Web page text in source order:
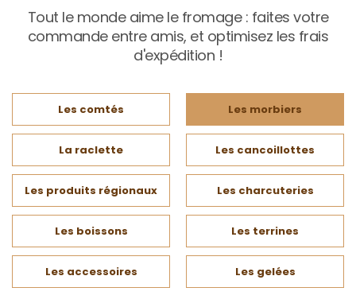
Tout le monde aime le fromage : faites votre
commande entre amis, et optimisez les frais
d'expédition !
Les comtés Les morbiers
La raclette Les cancoillottes
Les produits régionaux Les charcuteries
Les boissons Les terrines
Les accessoires Les gelées